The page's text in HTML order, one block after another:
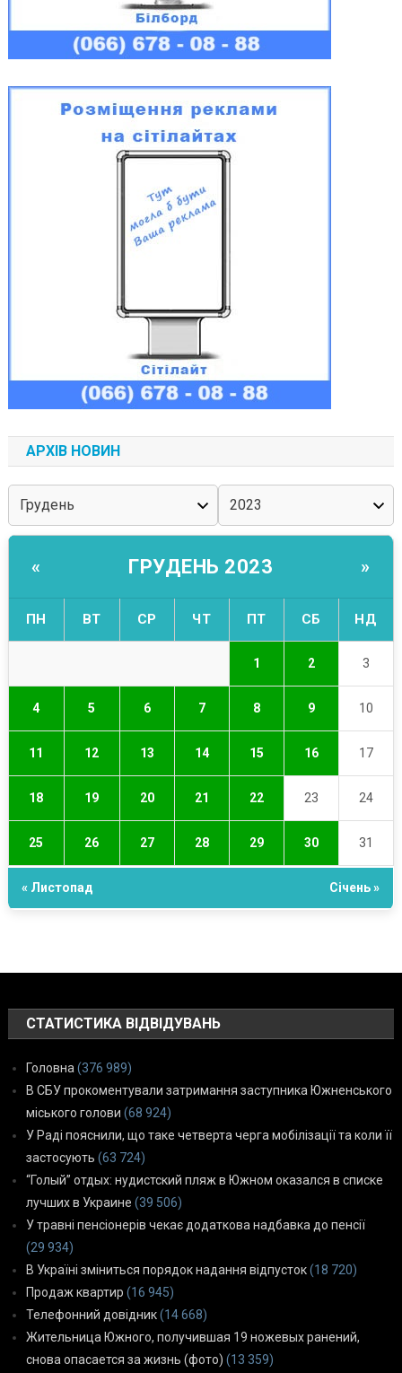
АРХІВ НОВИН
« ГРУДЕНЬ 2023 »
ПН ВТ СР ЧТ ПТ СБ НД
1 2 3
4 5 6 7 8 9 10
11 12 13 14 15 16 17
18 19 20 21 22 23 24
25 26 27 28 29 30 31
« Листопад Січень »
СТАТИСТИКА ВІДВІДУВАНЬ
Головна (376 989)
В СБУ прокоментували затримання заступника Южненського
міського голови (68 924)
У Раді пояснили, що таке четверта черга мобілізації та коли її
застосують (63 724)
“Голый” отдых: нудистский пляж в Южном оказался в списке
лучших в Украине (39 506)
У травні пенсіонерів чекає додаткова надбавка до пенсії
(29 934)
В Україні зміниться порядок надання відпусток(18 720)
Продаж квартир (16 945)
Телефонний довідник(14 668)
Жительница Южного, получившая 19 ножевых ранений,
снова опасается за жизнь (фото) (13 359)